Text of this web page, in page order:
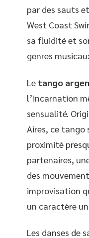
par des sauts
West Coast
sa fluidité et
genres
Le tango
l’incarnation
sensualité.
Aires, ce tango
proximité
partenaires,
des
improvisation
un caractère
Les danses de